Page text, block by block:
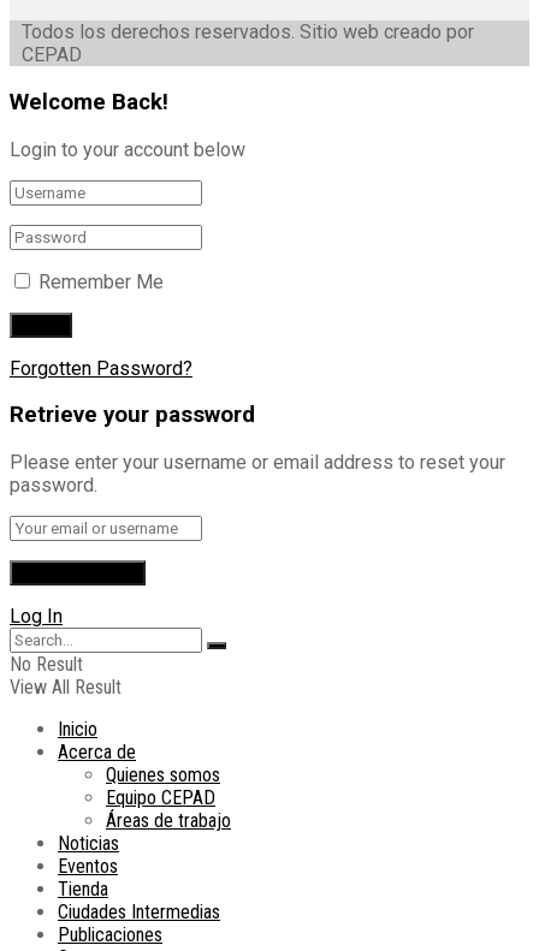
Todos los derechos reservados. Sitio web creado por
CEPAD
Welcome Back!
Login to your account below
Remember Me
Forgotten Password?
Retrieve your password
Please enter your username or email address to reset your
password.
Log In
No Result
View All Result
Inicio
Acerca de
Quienes somos
Equipo CEPAD
Áreas de trabajo
Noticias
Eventos
Tienda
Ciudades Intermedias
Publicaciones